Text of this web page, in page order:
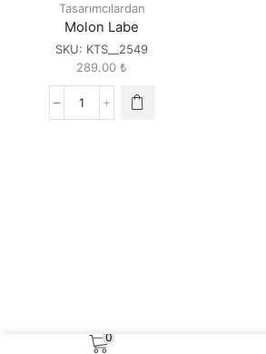
Tasarımcılardan
Molon Labe
SKU: KTS__2549
289.00 ₺
Molon
0